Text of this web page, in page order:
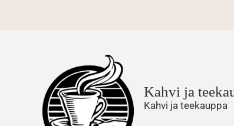
Kahvi ja
Kahvi ja teekauppa